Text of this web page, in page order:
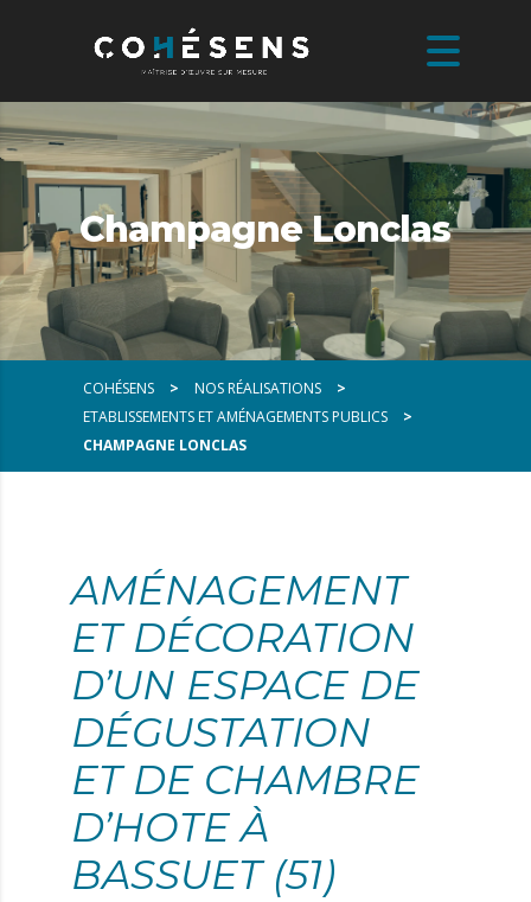
Champagne Lonclas
COHÉSENS > NOS RÉALISATIONS
>
ETABLISSEMENTS ET AMÉNAGEMENTS PUBLICS
>
CHAMPAGNE LONCLAS
AMÉNAGEMENT
ET DÉCORATION
D’UN ESPACE DE
DÉGUSTATION
ET DE CHAMBRE
D’HOTE À
BASSUET (51)